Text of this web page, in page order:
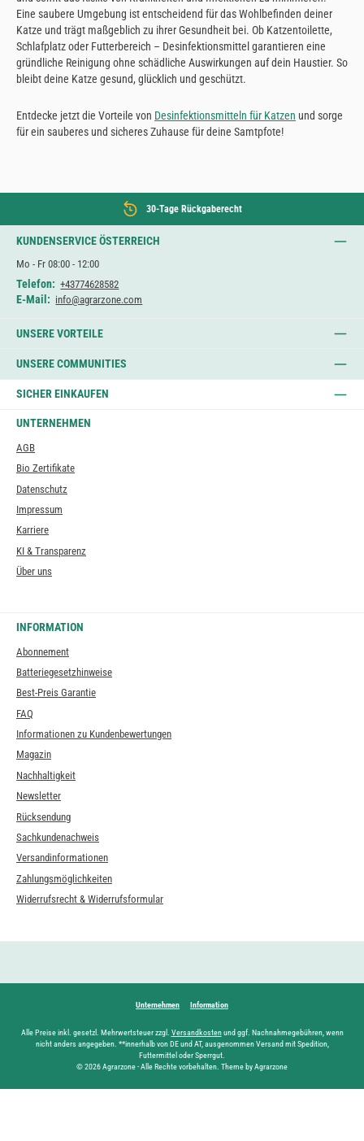
Eine saubere Umgebung ist entscheidend für das Wohlbefinden deiner
Katze und trägt maßgeblich zu ihrer Gesundheit bei. Ob Katzentoilette,
Schlafplatz oder Futterbereich – Desinfektionsmittel garantieren eine
gründliche Reinigung ohne schädliche Auswirkungen auf dein Haustier. So
bleibt deine Katze gesund, glücklich und geschützt.
Entdecke jetzt die Vorteile von Desinfektionsmitteln für Katzen und sorge
für ein sauberes und sicheres Zuhause für deine Samtpfote!
30-Tage Rückgaberecht
KUNDENSERVICE ÖSTERREICH
Mo - Fr 08:00 - 12:00
Telefon: +43774628582
E-Mail: info@agrarzone.com
UNSERE VORTEILE
UNSERE COMMUNITIES
SICHER EINKAUFEN
UNTERNEHMEN
AGB
Bio Zertifikate
Datenschutz
Impressum
Karriere
KI & Transparenz
Über uns
INFORMATION
Abonnement
Batteriegesetzhinweise
Best-Preis Garantie
FAQ
Informationen zu Kundenbewertungen
Magazin
Nachhaltigkeit
Newsletter
Rücksendung
Sachkundenachweis
Versandinformationen
Zahlungsmöglichkeiten
Widerrufsrecht & Widerrufsformular
Unternehmen Information
Alle Preise inkl. gesetzl. Mehrwertsteuer zzgl. Versandkostenund ggf. Nachnahmegebühren, wenn
nicht anders angegeben. **innerhalb von DE und AT, ausgenommen Versand mit Spedition,
Futtermittel oder Sperrgut.
© 2026 Agrarzone - Alle Rechte vorbehalten. Theme by Agrarzone